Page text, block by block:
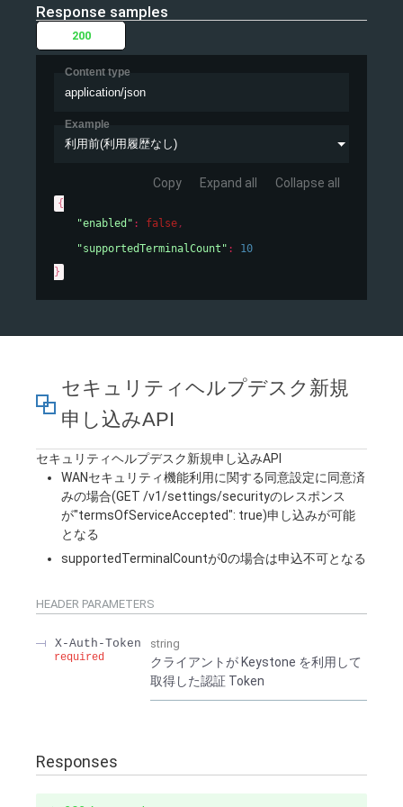
Response samples
200
Content type
application/json
Example
利用前(利用履歴なし)
Copy Expand all Collapse all
{
"enabled" : false,
"supportedTerminalCount" : 10
}
セキュリティヘルプデスク新規
申し込みAPI
セキュリティヘルプデスク新規申し込みAPI
WANセキュリティ機能利用に関する同意設定に同意済
みの場合(GET /v1/settings/securityのレスポンス
が"termsOfServiceAccepted": true)申し込みが可能
となる
supportedTerminalCountが0の場合は申込不可となる
HEADER PARAMETERS
X-Auth-Token
required
string
クライアントが Keystone を利用して
取得した認証 Token
Responses